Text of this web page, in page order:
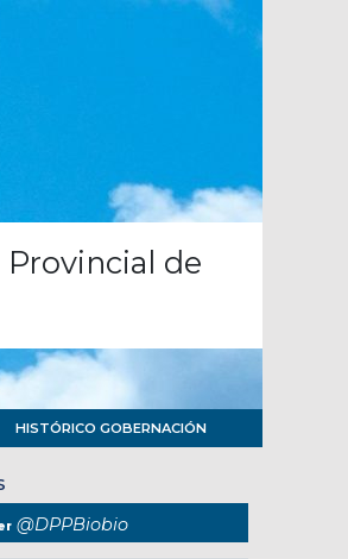
de
HISTÓRICO GOBERNACIÓN
@DPPBiobio